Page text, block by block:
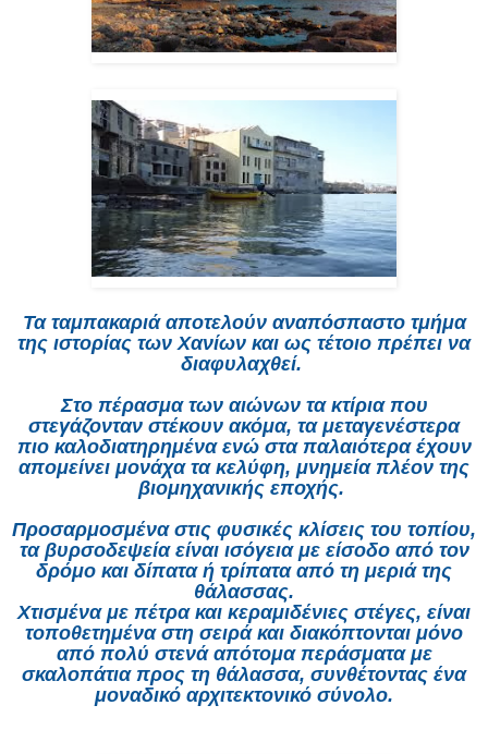
Τα ταμπακαριά αποτελούν αναπόσπαστο τμήμα
της ιστορίας των Χανίων και ως τέτοιο πρέπει να
διαφυλαχθεί.
Στο πέρασμα των αιώνων τα κτίρια που
στεγάζονταν στέκουν ακόμα, τα μεταγενέστερα
πιο καλοδιατηρημένα ενώ στα παλαιότερα έχουν
απομείνει μονάχα τα κελύφη, μνημεία πλέον της
βιομηχανικής εποχής.
Προσαρμοσμένα στις φυσικές κλίσεις του τοπίου,
τα βυρσοδεψεία είναι ισόγεια με είσοδο από τον
δρόμο και δίπατα ή τρίπατα από τη μεριά της
θάλασσας.
Χτισμένα με πέτρα και κεραμιδένιες στέγες, είναι
τοποθετημένα στη σειρά και διακόπτονται μόνο
από πολύ στενά απότομα περάσματα με
σκαλοπάτια προς τη θάλασσα, συνθέτοντας ένα
μοναδικό αρχιτεκτονικό σύνολο.